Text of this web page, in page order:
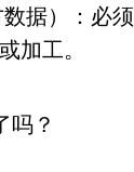
据）：必
加工。
吗？